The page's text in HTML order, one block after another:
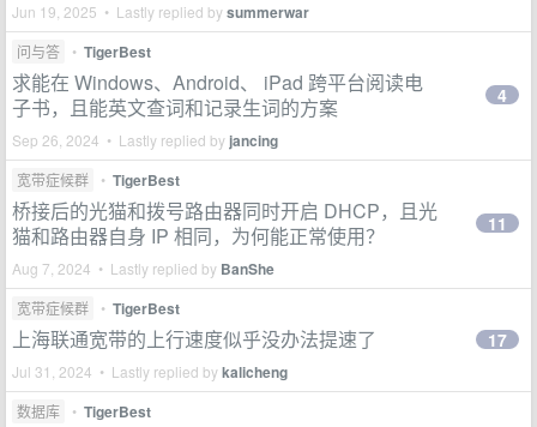
Jun 19, 2025 • Lastly replied bysummerwar
问与答 • TigerBest
求能在 Windows、Android、 iPad 跨平台阅读电
子书，且能英文查词和记录生词的方案
Sep 26, 2024 • Lastly replied by jancing
4
宽带症候群 • TigerBest
桥接后的光猫和拨号路由器同时开启 DHCP，且光
猫和路由器自身 IP 相同，为何能正常使用？
Aug 7, 2024 • Lastly replied by BanShe
11
宽带症候群 • TigerBest
上海联通宽带的上行速度似乎没办法提速了
Jul 31, 2024 • Lastly replied bykalicheng
17
数据库 • TigerBest